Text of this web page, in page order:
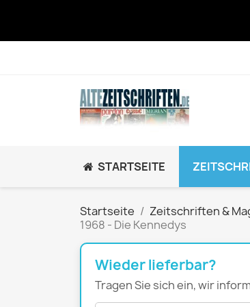
STARTSEITE
Startseite Zeitschriften &
1968 - Die Kennedys
Wieder lieferbar?
Tragen Sie sich ein, wir